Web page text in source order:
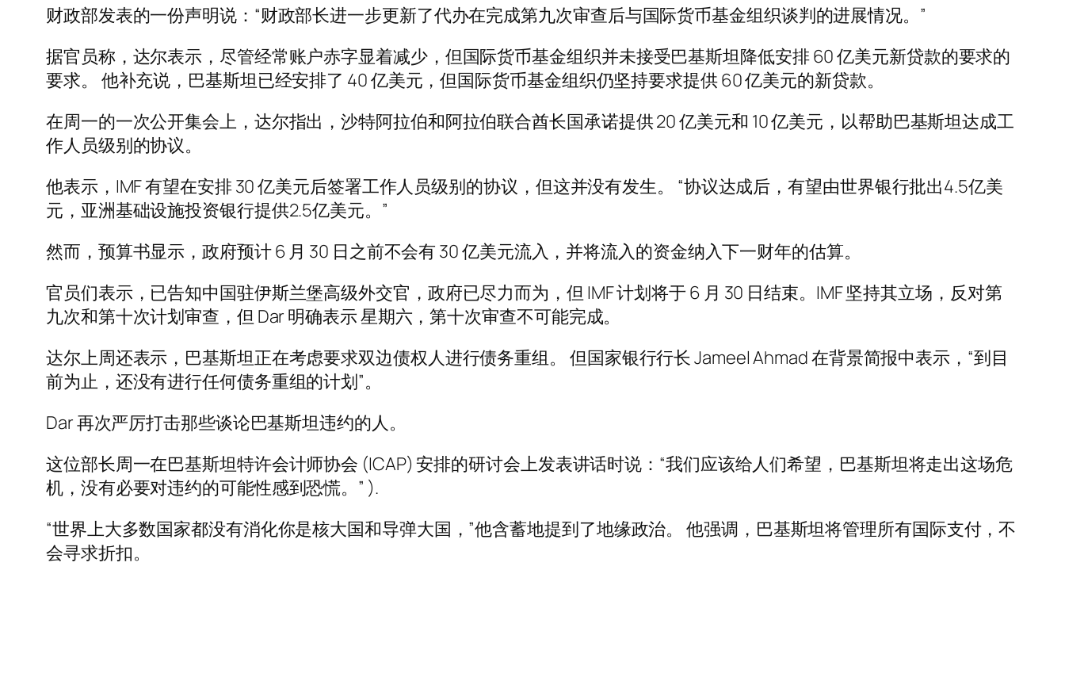
财政部发表的一份声明说：“财政部长进一步更新了代办在完成第九次审查后与国际货币基金组织谈判的进展情况。”
据官员称，达尔表示，尽管经常账户赤字显着减少，但国际货币基金组织并未接受巴基斯坦降低安排 60 亿美元新贷款的要求的
要求。 他补充说，巴基斯坦已经安排了 40 亿美元，但国际货币基金组织仍坚持要求提供 60 亿美元的新贷款。
在周一的一次公开集会上，达尔指出，沙特阿拉伯和阿拉伯联合酋长国承诺提供 20 亿美元和 10 亿美元，以帮助巴基斯坦达成工
作人员级别的协议。
他表示，IMF 有望在安排 30 亿美元后签署工作人员级别的协议，但这并没有发生。 “协议达成后，有望由世界银行批出4.5亿美
元，亚洲基础设施投资银行提供2.5亿美元。”
然而，预算书显示，政府预计 6 月 30 日之前不会有 30 亿美元流入，并将流入的资金纳入下一财年的估算。
官员们表示，已告知中国驻伊斯兰堡高级外交官，政府已尽力而为，但 IMF 计划将于 6 月 30 日结束。IMF 坚持其立场，反对第
九次和第十次计划审查，但 Dar 明确表示 星期六，第十次审查不可能完成。
达尔上周还表示，巴基斯坦正在考虑要求双边债权人进行债务重组。 但国家银行行长 Jameel Ahmad 在背景简报中表示，“到目
前为止，还没有进行任何债务重组的计划”。
Dar 再次严厉打击那些谈论巴基斯坦违约的人。
这位部长周一在巴基斯坦特许会计师协会 (ICAP) 安排的研讨会上发表讲话时说：“我们应该给人们希望，巴基斯坦将走出这场危
机，没有必要对违约的可能性感到恐慌。” ).
“世界上大多数国家都没有消化你是核大国和导弹大国，”他含蓄地提到了地缘政治。 他强调，巴基斯坦将管理所有国际支付，不
会寻求折扣。